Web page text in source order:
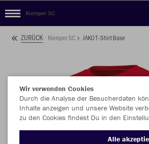
Kiersper SC
ZURÜCK Kiersper SC JAKO T-Shirt Base
Wir verwenden Cookies
Durch die Analyse der Besucherdaten
Inhalte anzeigen und unsere Website
zu den Cookies findest Du in den
Alle